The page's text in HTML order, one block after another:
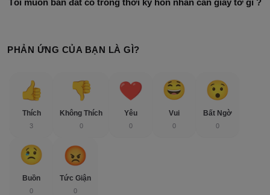
Tôi muốn bán đất có trong thời kỳ hôn nhân cần giấy tờ gì ?
PHẢN ỨNG CỦA BẠN LÀ GÌ?
Thích
3
Không Thích
0
Yêu
0
Vui
0
Bất Ngờ
0
Buồn
0
Tức Giận
0